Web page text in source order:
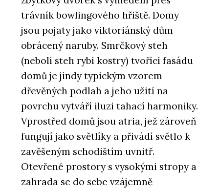
trávník bowlingového hřiště. Domy
jsou pojaty jako viktoriánský dům
obrácený naruby. Smrčkový steh
(neboli steh rybí kostry) tvořící fasádu
domů je jindy typickým vzorem
dřevěných podlah a jeho užití na
povrchu vytváří iluzi tahací harmoniky.
Vprostřed domů jsou atria, jež zároveň
fungují jako světlíky a přivádí světlo k
zavěšeným schodištím uvnitř.
Otevřené prostory s vysokými stropy a
zahrada se do sebe vzájemně